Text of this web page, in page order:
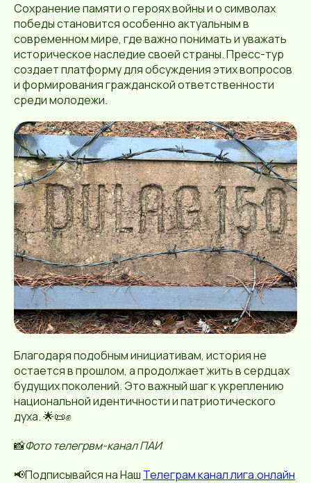
Сохранение памяти о героях войны и о символах
победы становится особенно актуальным в
современном мире, где важно понимать и уважать
историческое наследие своей страны. Пресс-тур
создает платформу для обсуждения этих вопросов
и формирования гражданской ответственности
среди молодежи.
Благодаря подобным инициативам, история не
остается в прошлом, а продолжает жить в сердцах
будущих поколений. Это важный шаг к укреплению
национальной идентичности и патриотического
духа. 🌟📜✊
📸Фото телегрвм-канал ПАИ
📢Подписывайся на Наш Телеграм канал лига.онлайн